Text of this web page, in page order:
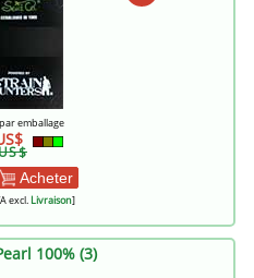
emballage
Acheter
excl.Livraison]
100% (3)